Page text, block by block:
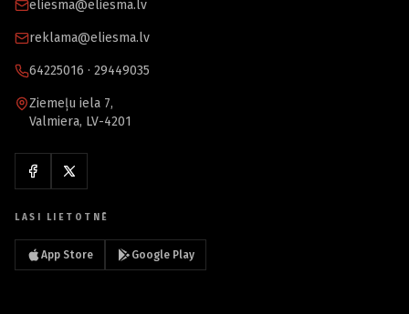
eliesma@eliesma.lv
reklama@eliesma.lv
64225016 · 29449035
Ziemeļu iela 7,
Valmiera, LV-4201
LASI LIETOTNĒ
App Store Google Play